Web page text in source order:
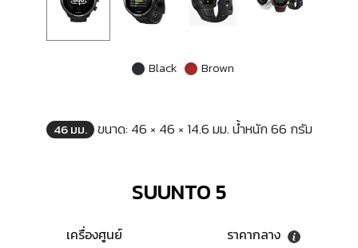
Black Brown
46 มม. ขนาด: 46 × 46 × 14.6 มม. น้ำหนัก 66 กรัม
SUUNTO 5
เครื่องศูนย์ ราคากลาง